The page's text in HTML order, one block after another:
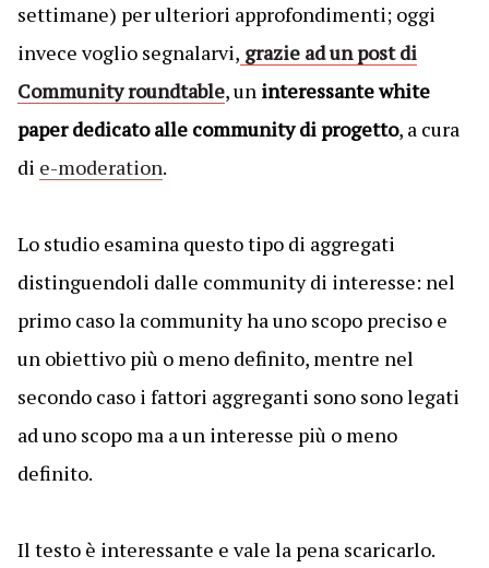
settimane) per ulteriori approfondimenti; oggi
invece voglio segnalarvi, grazie ad un post di
Community roundtable, uninteressante white
paper dedicato alle community di progetto, a cura
di e-moderation.
Lo studio esamina questo tipo di aggregati
distinguendoli dalle community di interesse: nel
primo caso la community ha uno scopo preciso e
un obiettivo più o meno definito, mentre nel
secondo caso i fattori aggreganti sono sono legati
ad uno scopo ma a un interesse più o meno
definito.
Il testo è interessante e vale la pena scaricarlo.